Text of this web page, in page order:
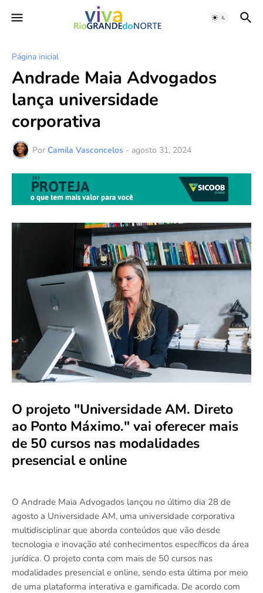
Página inicial
Andrade Maia Advogados
lança universidade
corporativa
Por Camila Vasconcelos - agosto 31, 2024
O projeto "Universidade AM. Direto
ao Ponto Máximo." vai oferecer mais
de 50 cursos nas modalidades
presencial e online
O Andrade Maia Advogados lançou no último dia 28 de
agosto a Universidade AM, uma universidade corporativa
multidisciplinar que aborda conteúdos que vão desde
tecnologia e inovação até conhecimentos específicos da área
jurídica. O projeto conta com mais de 50 cursos nas
modalidades presencial e online, sendo esta última por meio
de uma plataforma interativa e gamificada. De acordo com